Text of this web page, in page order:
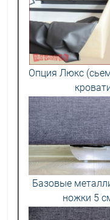
Опция Люкс
Базовые
ножки 5